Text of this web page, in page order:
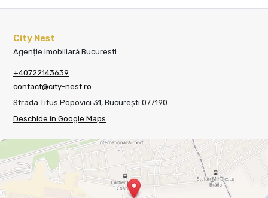
City Nest
Agenție imobiliară Bucuresti
+40722143639
contact@city-nest.ro
Strada Titus Popovici 31, București 077190
Deschide în Google Maps